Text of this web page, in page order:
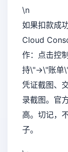
\n
如果扣款成
Cloud
作：点击控
持\"→\"账单
凭证截图、
录截图。官
高。切记，
子。